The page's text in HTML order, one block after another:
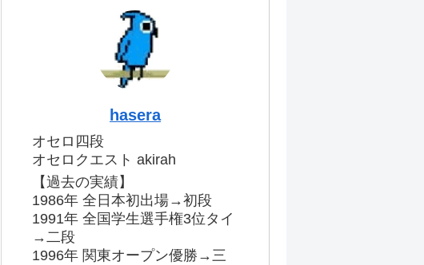
hasera
オセロ四段
オセロクエスト akirah
【過去の実績】
1986年 全日本初出場→初段
1991年 全国学生選手権3位タイ
→二段
1996年 関東オープン優勝→三